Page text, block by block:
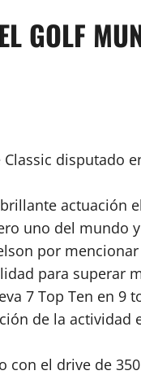
GOLF
disputado
actuación
uno del mundo
por
para superar
7 Top Ten en 9
de la actividad
el drive de